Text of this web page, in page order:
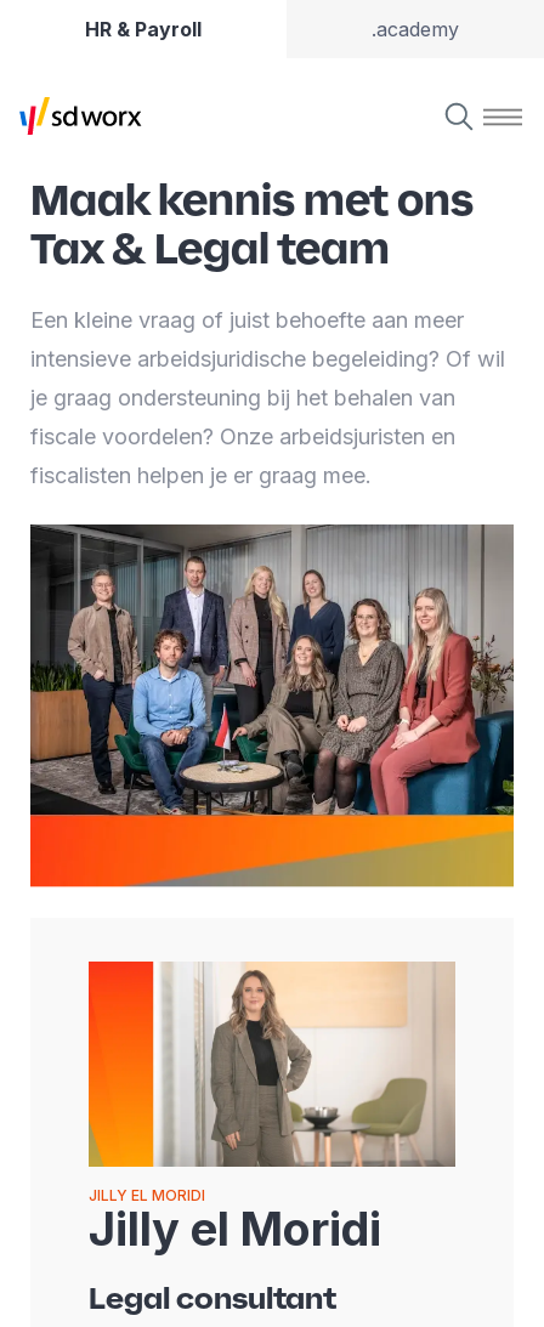
HR & Payroll .academy
Maak kennis met ons
Tax & Legal team
Een kleine vraag of juist behoefte aan meer
intensieve arbeidsjuridische begeleiding? Of wil
je graag ondersteuning bij het behalen van
fiscale voordelen? Onze arbeidsjuristen en
fiscalisten helpen je er graag mee.
JILLY EL MORIDI
Jilly el Moridi
Legal consultant